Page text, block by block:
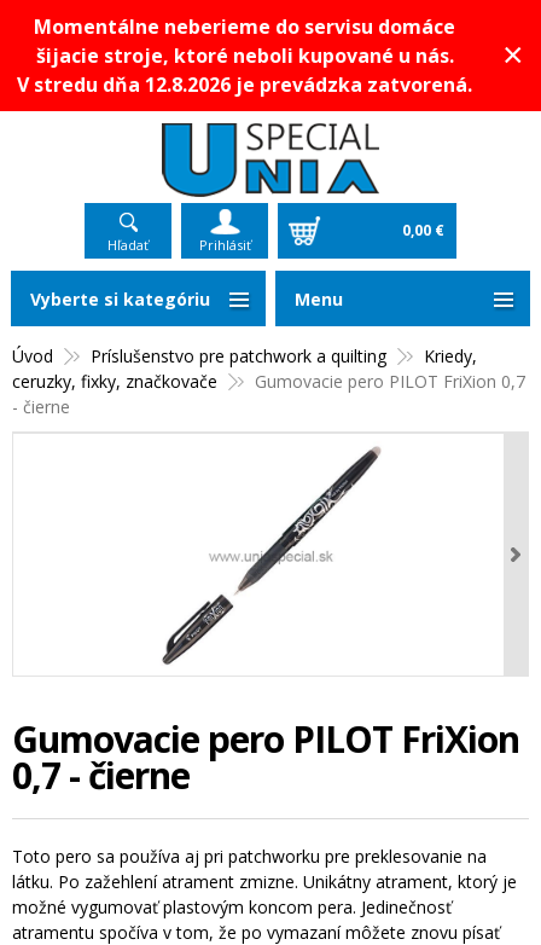
Momentálne neberieme do servisu domáce
šijacie stroje, ktoré neboli kupované u nás.
V stredu dňa 12.8.2026 je prevádzka zatvorená.
×
Hľadať Prihlásiť
0,00 €
Úvod Príslušenstvo pre patchwork a quilting
Kriedy,
ceruzky, fixky, značkovače
Gumovacie pero PILOT FriXion 0,7
- čierne
Gumovacie pero PILOT FriXion
0,7 - čierne
Toto pero sa používa aj pri patchworku pre preklesovanie na
látku. Po zažehlení atrament zmizne. Unikátny atrament, ktorý je
možné vygumovať plastovým koncom pera. Jedinečnosť
atramentu spočíva v tom, že po vymazaní môžete znovu písať
Vyberte si kategóriu Menu